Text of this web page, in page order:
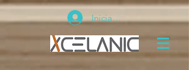
Iniciar sesión